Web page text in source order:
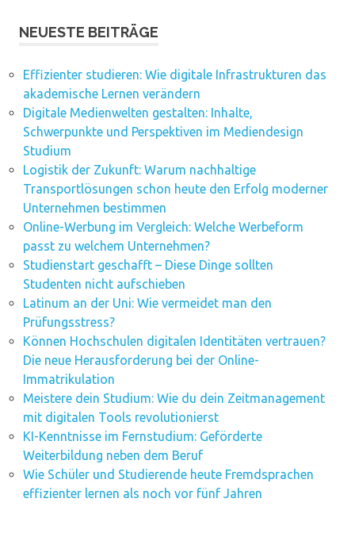
NEUESTE BEITRÄGE
Effizienter studieren: Wie digitale Infrastrukturen das
akademische Lernen verändern
Digitale Medienwelten gestalten: Inhalte,
Schwerpunkte und Perspektiven im Mediendesign
Studium
Logistik der Zukunft: Warum nachhaltige
Transportlösungen schon heute den Erfolg moderner
Unternehmen bestimmen
Online-Werbung im Vergleich: Welche Werbeform
passt zu welchem Unternehmen?
Studienstart geschafft – Diese Dinge sollten
Studenten nicht aufschieben
Latinum an der Uni: Wie vermeidet man den
Prüfungsstress?
Können Hochschulen digitalen Identitäten vertrauen?
Die neue Herausforderung bei der Online-
Immatrikulation
Meistere dein Studium: Wie du dein Zeitmanagement
mit digitalen Tools revolutionierst
KI-Kenntnisse im Fernstudium: Geförderte
Weiterbildung neben dem Beruf
Wie Schüler und Studierende heute Fremdsprachen
effizienter lernen als noch vor fünf Jahren